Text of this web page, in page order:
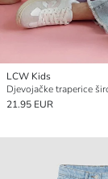
LCW Kids
21.95 EUR